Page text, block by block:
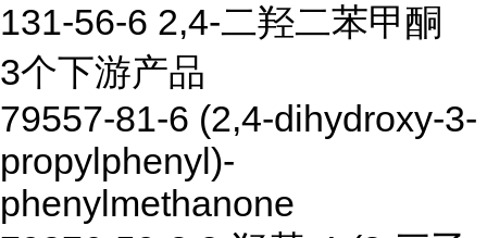
131-56-6 2,4-二羟二苯甲酮
3个下游产品
79557-81-6 (2,4-dihydroxy-3-
propylphenyl)-
phenylmethanone